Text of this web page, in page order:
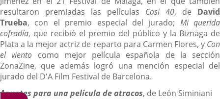
resultaron premiadas las películas Casi 40, de David
Trueba, con el premio especial del jurado; Mi querida
cofradía, que recibió el premio del público y la Biznaga de
Plata a la mejor actriz de reparto para Carmen Flores, y Con
el viento como mejor película española de la sección
ZonaZine, que además logró una mención especial del
jurado del D'A Film Festival de Barcelona.
Apuntes para una película de atracos, de León Siminiani